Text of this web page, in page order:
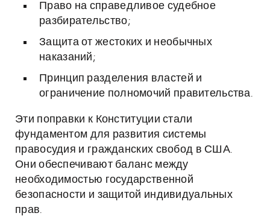
Право на справедливое судебное
разбирательство;
Защита от жестоких и необычных
наказаний;
Принцип разделения властей и
ограничение полномочий правительства.
Эти поправки к Конституции стали
фундаментом для развития системы
правосудия и гражданских свобод в США.
Они обеспечивают баланс между
необходимостью государственной
безопасности и защитой индивидуальных
прав.